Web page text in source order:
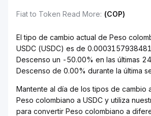
Fiat to Token Read More: (COP)
El tipo de cambio actual de Peso
USDC (USDC) es de
Descenso un -50.00% en las últimas
Descenso de 0.00% durante la última
Mantente al día de los tipos de cambio
Peso colombiano a USDC y utiliza
para convertir Peso colombiano a